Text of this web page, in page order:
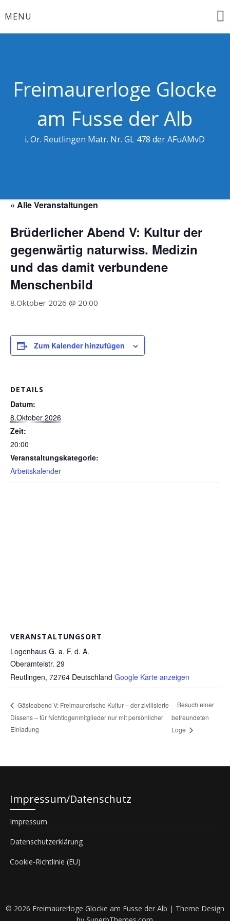
toMENU
Freimaurerloge Glocke
am Fusse der Alb
i. Or. Reutlingen Matr. Nr. GL 478 der AFuAMvD
« Alle Veranstaltungen
Brüderlicher Abend V: Kultur der
gegenwärtig naturwiss. Medizin
und das damit verbundene
Menschenbild
8.Oktober 2026 @ 20:00
Zum Kalender hinzufügen
DETAILS
Datum:
8.Oktober 2026
Zeit:
20:00
Veranstaltungskategorie:
Arbeitskalender
VERANSTALTUNGSORT
Logenhaus G. a. F. d. A.
Oberamteistr. 29
Reutlingen, 72764 Deutschland Google Karte anzeigen
Gästeabend V: Freimaurerische Kultur – der zivilisierte
Dissens – für Nichtlogenmitglieder nur mit persönlicher
Einladung
Besuch einer
befreundeten
Loge
Impressum/Datenschutz
Impressum
Datenschutzerklärung
Cookie-Richtlinie (EU)
© 2026 Freimaurerloge Glocke am Fusse der Alb | Theme Design